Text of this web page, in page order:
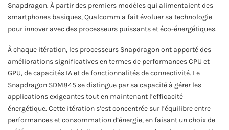
Snapdragon. À partir des premiers modèles qui alimentaient des
smartphones basiques, Qualcomm a fait évoluer sa technologie
pour innover avec des processeurs puissants et éco-énergétiques.
À chaque itération, les processeurs Snapdragon ont apporté des
améliorations significatives en termes de performances CPU et
GPU, de capacités IA et de fonctionnalités de connectivité. Le
Snapdragon SDM845 se distingue par sa capacité à gérer les
applications exigeantes tout en maintenant l’efficacité
énergétique. Cette itération s’est concentrée sur l’équilibre entre
performances et consommation d’énergie, en faisant un choix de